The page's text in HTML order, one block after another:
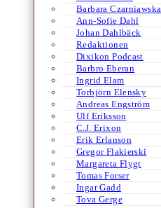
Barbara Czarniawska
Ann-Sofie Dahl
Johan Dahlbäck
Redaktionen
Dixikon Podcast
Barbro Eberan
Ingrid Elam
Torbjörn Elensky
Andreas Engström
Ulf Eriksson
C.J. Erixon
Erik Erlanson
Gregor Flakierski
Margareta Flygt
Tomas Forser
Ingar Gadd
Tova Gerge